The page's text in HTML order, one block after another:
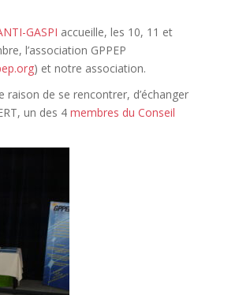
GASPI accueille, les 10, 11 et
l’association GPPEP
) et notre association.
raison de se rencontrer, d’échanger
un des 4 membres du Conseil